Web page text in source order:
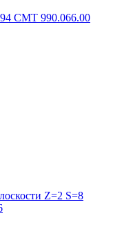
CMT 990.066.00
Z=2 S=8